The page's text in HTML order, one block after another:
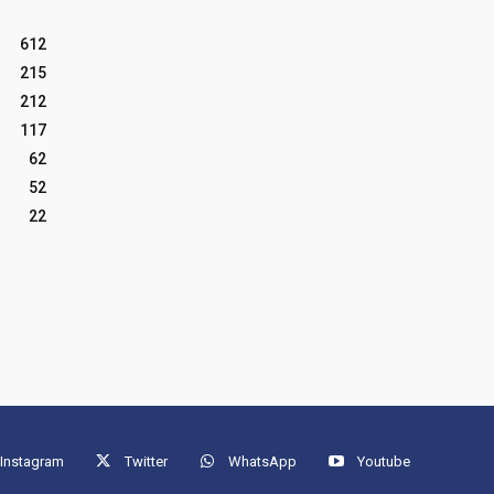
612
215
212
117
62
52
22
Instagram Twitter WhatsApp Youtube